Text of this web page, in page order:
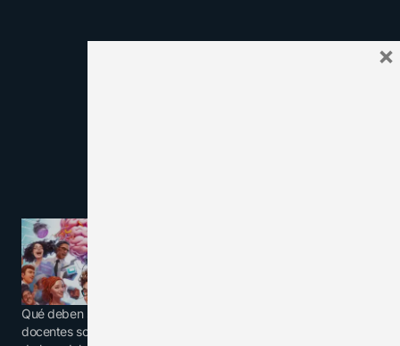
Qué deben saber los
docentes sobre la memoria
×